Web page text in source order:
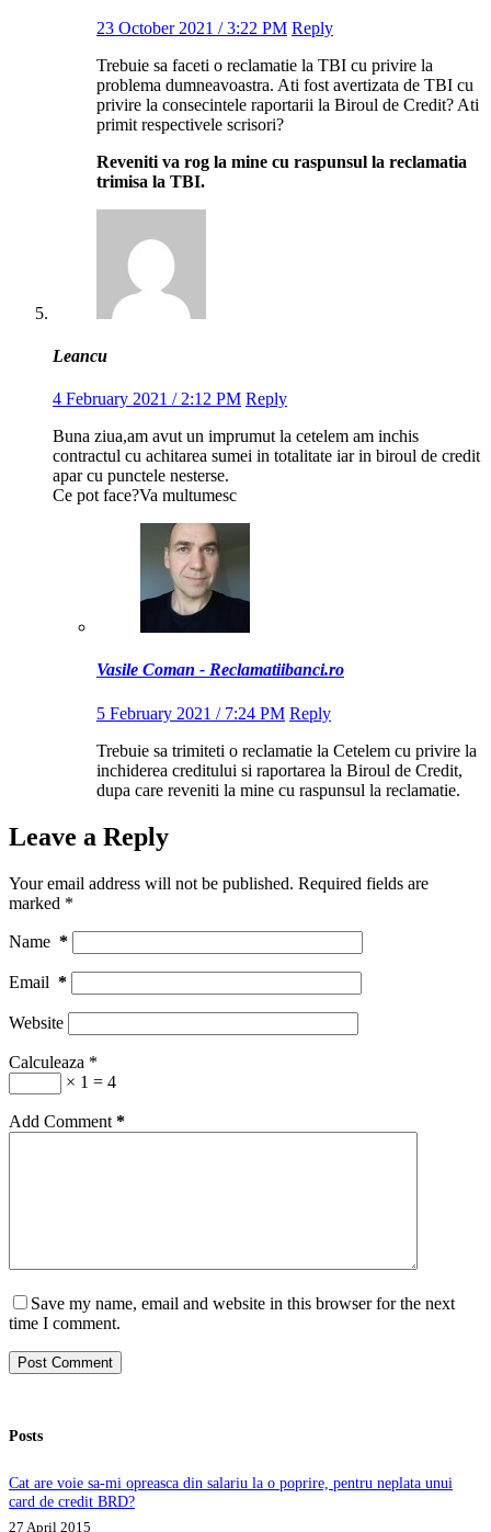
23 October 2021 / 3:22 PM Reply
Trebuie sa faceti o reclamatie la TBI cu privire la
problema dumneavoastra. Ati fost avertizata de TBI cu
privire la consecintele raportarii la Biroul de Credit? Ati
primit respectivele scrisori?
Reveniti va rog la mine cu raspunsul la reclamatia
trimisa la TBI.
Leancu
4 February 2021 / 2:12 PM Reply
Buna ziua,am avut un imprumut la cetelem am inchis
contractul cu achitarea sumei in totalitate iar in biroul de credit
apar cu punctele nesterse.
Ce pot face?Va multumesc
Vasile Coman - Reclamatiibanci.ro
5 February 2021 / 7:24 PM Reply
Trebuie sa trimiteti o reclamatie la Cetelem cu privire la
inchiderea creditului si raportarea la Biroul de Credit,
dupa care reveniti la mine cu raspunsul la reclamatie.
Leave a Reply
Your email address will not be published. Required fields are
marked *
Name *
Email *
Website
Calculeaza *
× 1 = 4
Add Comment *
Save my name, email and website in this browser for the next
time I comment.
Post Comment
Posts
Cat are voie sa-mi opreasca din salariu la o poprire, pentru neplata unui
card de credit BRD?
27 April 2015